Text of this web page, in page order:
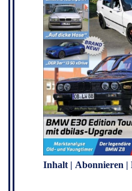
Inhalt | Abonnieren |